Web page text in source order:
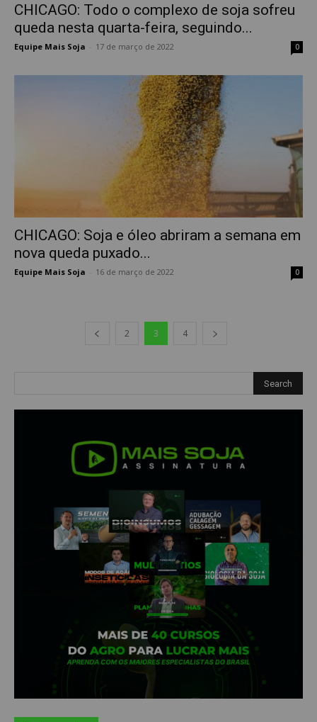
CHICAGO: Todo o complexo de soja sofreu
queda nesta quarta-feira, seguindo...
Equipe Mais Soja 17 de março de 2022 0
CHICAGO: Soja e óleo abriram a semana em
nova queda puxado...
Equipe Mais Soja 16 de março de 2022 0
2 3 4